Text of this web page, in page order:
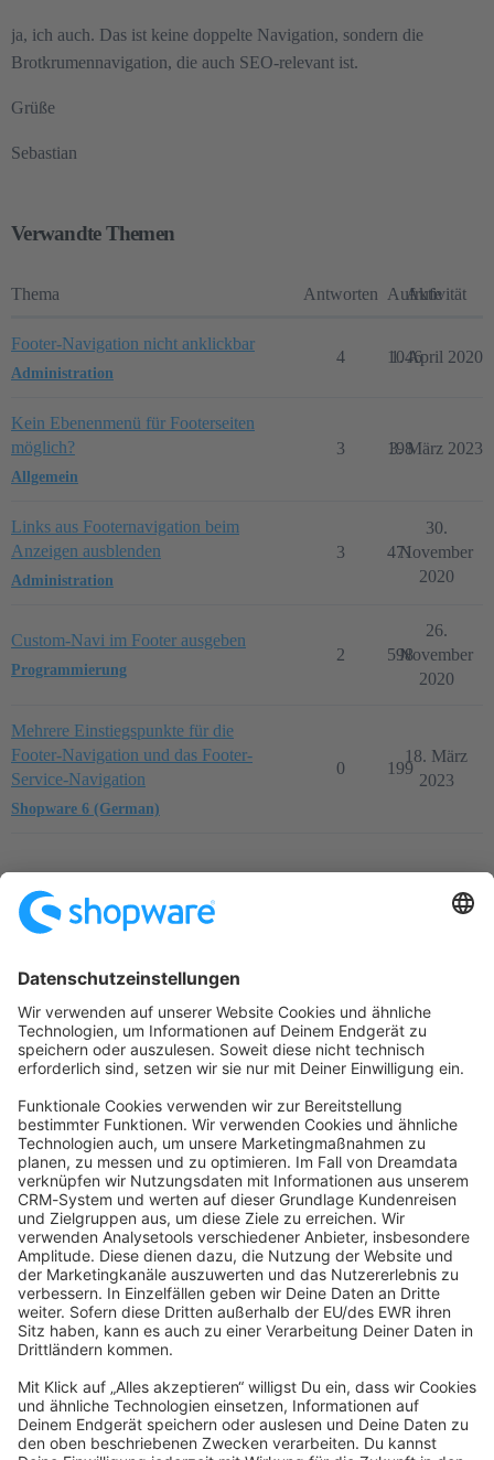
ja, ich auch. Das ist keine doppelte Navigation, sondern die
Brotkrumennavigation, die auch SEO-relevant ist.
Grüße
Sebastian
Verwandte Themen
Thema Antworten Aufrufe
Aktivität
Footer-Navigation nicht anklickbar
Administration
4 1046
1. April 2020
Kein Ebenenmenü für Footerseiten
möglich?
Allgemein
3 198
3. März 2023
Links aus Footernavigation beim
Anzeigen ausblenden
Administration
3 471
30.
November
2020
Custom-Navi im Footer ausgeben
Programmierung
2 598
26.
November
2020
Mehrere Einstiegspunkte für die
Footer-Navigation und das Footer-
Service-Navigation
Shopware 6 (German)
0 199
18. März
2023
Angetrieben vonDiscourse, beste Erfahrung mit aktiviertem
community@shopware.com
Company
Press
Jobs
Newsletter
Store